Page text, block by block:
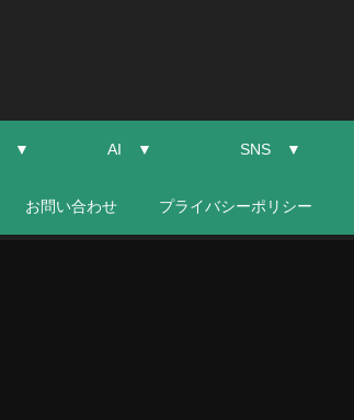
▼ AI ▼ SNS ▼
お問い合わせ プライバシーポリシー